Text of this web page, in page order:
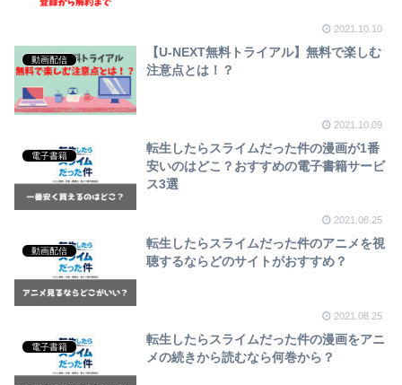
2021.10.10
動画配信
【U-NEXT無料トライアル】無料で楽しむ
注意点とは！？
2021.10.09
電子書籍
転生したらスライムだった件の漫画が1番
安いのはどこ？おすすめの電子書籍サービ
ス3選
2021.08.25
動画配信
転生したらスライムだった件のアニメを視
聴するならどのサイトがおすすめ？
2021.08.25
電子書籍
転生したらスライムだった件の漫画をアニ
メの続きから読むなら何巻から？